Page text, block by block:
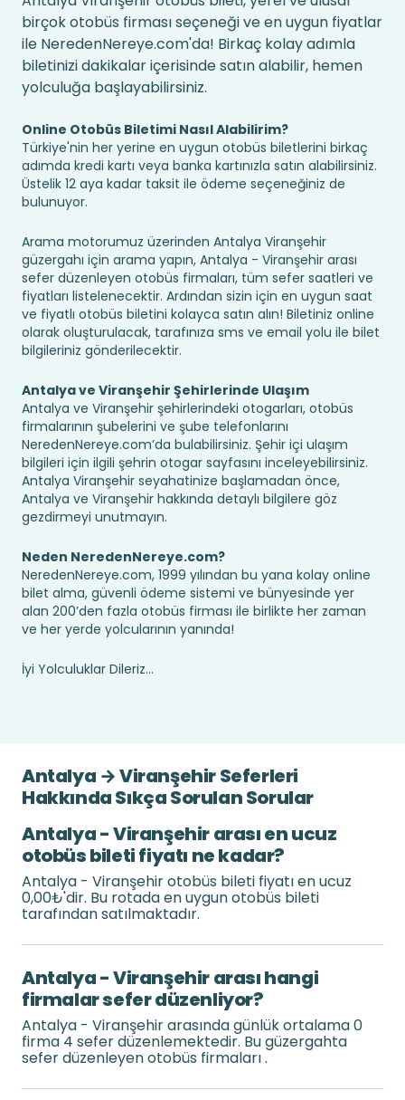
birçok otobüs firması seçeneği ve en uygun fiyatlar
ile NeredenNereye.com'da! Birkaç kolay adımla
biletinizi dakikalar içerisinde satın alabilir, hemen
yolculuğa başlayabilirsiniz.
Online Otobüs Biletimi Nasıl Alabilirim?
Türkiye'nin her yerine en uygun otobüs biletlerini birkaç
adımda kredi kartı veya banka kartınızla satın alabilirsiniz.
Üstelik 12 aya kadar taksit ile ödeme seçeneğiniz de
bulunuyor.
Arama motorumuz üzerinden Antalya Viranşehir
güzergahı için arama yapın, Antalya - Viranşehir arası
sefer düzenleyen otobüs firmaları, tüm sefer saatleri ve
fiyatları listelenecektir. Ardından sizin için en uygun saat
ve fiyatlı otobüs biletini kolayca satın alın! Biletiniz online
olarak oluşturulacak, tarafınıza sms ve email yolu ile bilet
bilgileriniz gönderilecektir.
Antalya ve Viranşehir Şehirlerinde Ulaşım
Antalya ve Viranşehir şehirlerindeki otogarları, otobüs
firmalarının şubelerini ve şube telefonlarını
NeredenNereye.com’da bulabilirsiniz. Şehir içi ulaşım
bilgileri için ilgili şehrin otogar sayfasını inceleyebilirsiniz.
Antalya Viranşehir seyahatinize başlamadan önce,
Antalya ve Viranşehir hakkında detaylı bilgilere göz
gezdirmeyi unutmayın.
Neden NeredenNereye.com?
NeredenNereye.com, 1999 yılından bu yana kolay online
bilet alma, güvenli ödeme sistemi ve bünyesinde yer
alan 200’den fazla otobüs firması ile birlikte her zaman
ve her yerde yolcularının yanında!
İyi Yolculuklar Dileriz...
Antalya → Viranşehir Seferleri
Hakkında Sıkça Sorulan Sorular
Antalya - Viranşehir arası en ucuz
otobüs bileti fiyatı ne kadar?
Antalya - Viranşehir otobüs bileti fiyatı en ucuz
0,00₺'dir. Bu rotada en uygun otobüs bileti
tarafından satılmaktadır.
Antalya - Viranşehir arası hangi
firmalar sefer düzenliyor?
Antalya - Viranşehir arasında günlük ortalama 0
firma 4 sefer düzenlemektedir. Bu güzergahta
sefer düzenleyen otobüs firmaları .